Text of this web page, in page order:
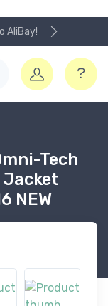
AliBay!
Tech
Jacket
NEW